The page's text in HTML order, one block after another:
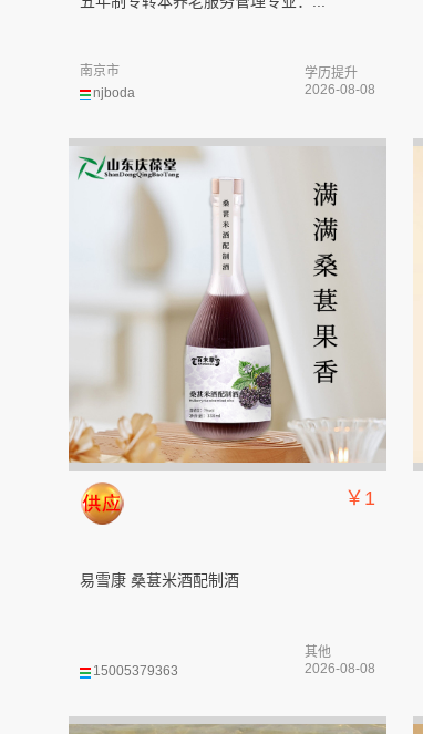
njboda
南京市
学历提升
2026-08-08
￥1
易雪康 桑葚米酒配制酒
15005379363
其他
2026-08-08